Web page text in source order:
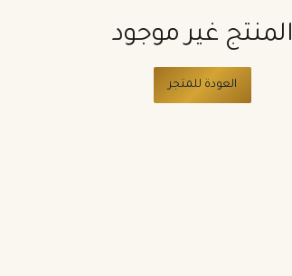
المنتج غير موجود
العودة للمتجر